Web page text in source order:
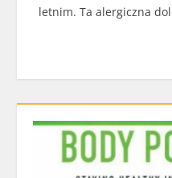
letnim. Ta alergiczna